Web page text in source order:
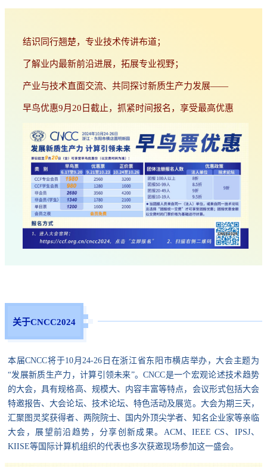
结识同行翘楚，专业技术传讲布道；
了解业内最新前沿进展，拓展专业视野；
产业与技术直面交流、共同探讨新质生产力发展——
早鸟优惠9月20日截止，抓紧时间报名，享受最高优惠
关于CNCC2024
本届CNCC将于10月24-26日在浙江省东阳市横店举办，大会主题为
“发展新质生产力，计算引领未来”。CNCC是一个宏观论述技术趋势
的大会，具有规格高、规模大、内容丰富等特点，会议形式包括大会
特邀报告、大会论坛、技术论坛、特色活动及展览。大会为期三天，
汇聚图灵奖获得者、两院院士、国内外顶尖学者、知名企业家等亲临
大会，展望前沿趋势，分享创新成果。ACM、IEEE CS、IPSJ、
KIISE等国际计算机组织的代表也多次获邀现场参加这一盛会。